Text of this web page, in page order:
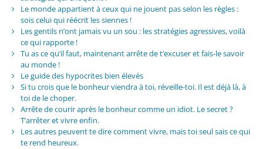
Le monde appartient à ceux qui ne jouent pas selon les règles :
sois celui qui réécrit les siennes !
Les gentils n’ont jamais vu un sou : les stratégies agressives, voilà
ce qui rapporte !
Tu as ce qu’il faut, maintenant arrête de t’excuser et fais-le savoir
au monde !
Le guide des hypocrites bien élevés
Si tu crois que le bonheur viendra à toi, réveille-toi. Il est déjà là, à
toi de le choper.
Arrête de courir après le bonheur comme un idiot. Le secret ?
T’arrêter et vivre enfin.
Les autres peuvent te dire comment vivre, mais toi seul sais ce qui
te rend heureux.